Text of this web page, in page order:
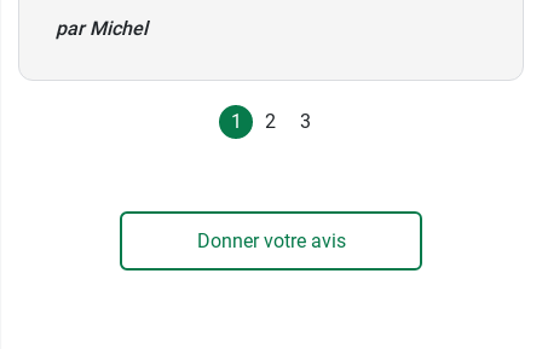
par Michel
1 2 3
Donner votre avis